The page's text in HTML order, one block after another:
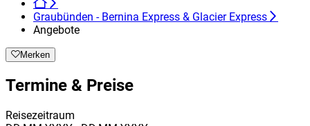
Graubünden - Bernina Express & Glacier Express
Angebote
Merken
Termine & Preise
Reisezeitraum